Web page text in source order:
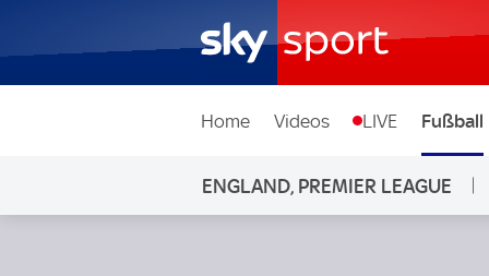
Home Videos LIVE Fußball
ENGLAND, PREMIER LEAGUE